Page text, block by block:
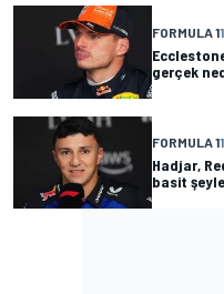
FORMULA 1
gerçek
FORMULA 1
Hadjar,
basit